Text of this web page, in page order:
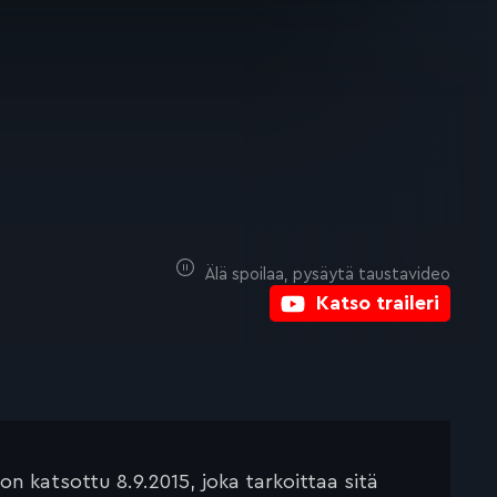
Katso traileri
Älä spoilaa, pysäytä taustavideo
katsottu 8.9.2015, joka tarkoittaa sitä